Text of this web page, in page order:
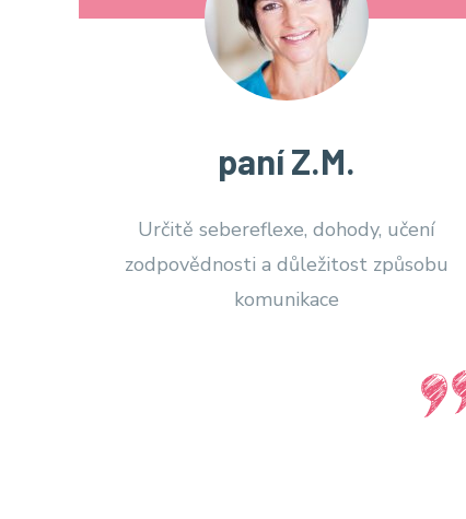
paní Z.M.
Určitě sebereflexe, dohody, učení
zodpovědnosti a důležitost způsobu
komunikace